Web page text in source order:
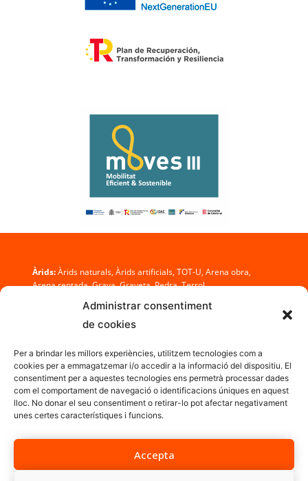
Administrar consentiment
de cookies
Per a brindar les millors experiències, utilitzem tecnologies com a
cookies per a emmagatzemar i/o accedir a la informació del dispositiu. El
consentiment per a aquestes tecnologies ens permetrà processar dades
com el comportament de navegació o identificacions úniques en aquest
lloc. No donar el seu consentiment o retirar-lo pot afectar negativament
unes certes característiques i funcions.
Accepta
Àrids:Àrids naturals, Àrids artificials, TOT-U, Arena obra,
Arena rentada, Grava, Graveta, Pedra, Terrol
Prefabricats de formigó:Barreres, Tubs, Pous, Arquetes,
Embocadures, Baixants, Canals, Voreres
© 2016 Àrids Daniel, S.A.
Tel.:
973 432 199 / 973 432 243
Mòbils: 650 501 827 / 659 713 013
Fax: 973 432 213
Disseny:laGràfica